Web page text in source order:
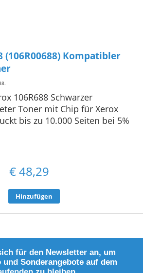
(106R00688) Kompatibler
.
106R688 Schwarzer
Toner mit Chip für Xerox
bis zu 10.000 Seiten bei 5%
€48,29
Hinzufügen
für den Newsletter an, um
und Sonderangebote auf dem